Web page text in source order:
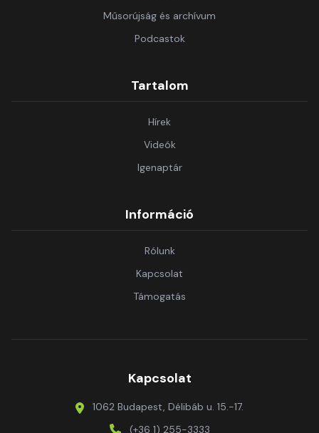
Műsorújság és archívum
Podcastok
Tartalom
Hírek
Videók
Igenaptár
Információ
Rólunk
Kapcsolat
Támogatás
Kapcsolat
1062 Budapest, Délibáb u. 15.-17.
(+36 1) 255-3333